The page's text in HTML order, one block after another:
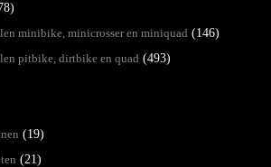
minibike, minicrosser en miniquad (146)
pitbike, dirtbike en quad (493)
(19)
(21)